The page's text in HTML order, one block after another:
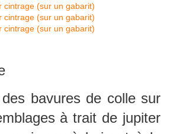
bavures de colle sur
à trait de jupiter